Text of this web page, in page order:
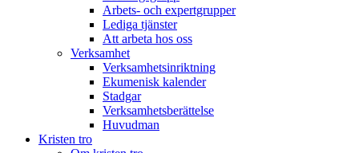
Arbets- och expertgrupper
Lediga tjänster
Att arbeta hos oss
Verksamhet
Verksamhetsinriktning
Ekumenisk kalender
Stadgar
Verksamhetsberättelse
Huvudman
Kristen tro